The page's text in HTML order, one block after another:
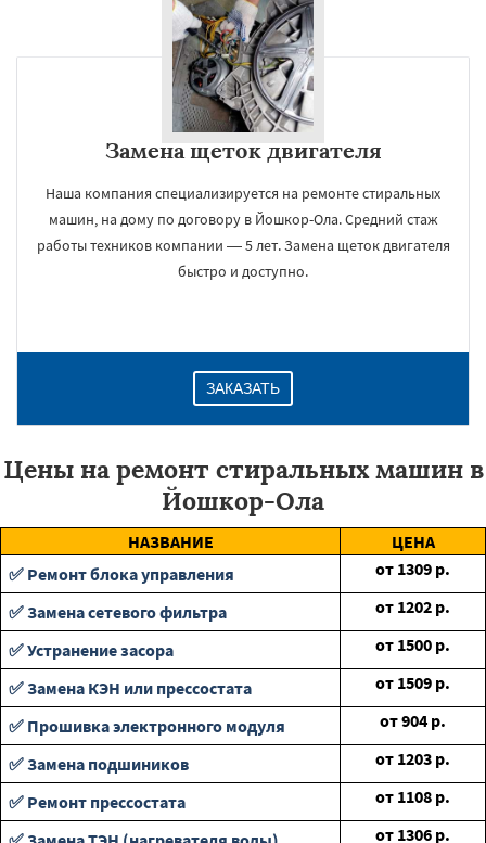
Замена щеток двигателя
Наша компания специализируется на ремонте стиральных
машин, на дому по договору в Йошкор-Ола. Средний стаж
работы техников компании — 5 лет. Замена щеток двигателя
быстро и доступно.
ЗАКАЗАТЬ
Цены на ремонт стиральных машин в
Йошкор-Ола
НАЗВАНИЕ
ЦЕНА
✅ Ремонт блока управления
от 1309 р.
✅ Замена сетевого фильтра
от 1202 р.
✅ Устранение засора
от 1500 р.
✅ Замена КЭН или прессостата
от 1509 р.
✅ Прошивка электронного модуля
от904 р.
✅ Замена подшиников
от 1203 р.
✅ Ремонт прессостата
от 1108 р.
от 1306 р.